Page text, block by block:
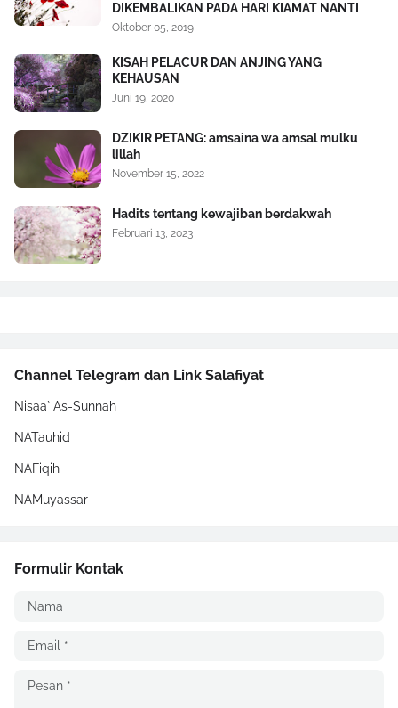
DIKEMBALIKAN PADA HARI KIAMAT NANTI
Oktober 05, 2019
KISAH PELACUR DAN ANJING YANG
KEHAUSAN
Juni 19, 2020
DZIKIR PETANG: amsaina wa amsal mulku
lillah
November 15, 2022
Hadits tentang kewajiban berdakwah
Februari 13, 2023
Channel Telegram dan Link Salafiyat
Nisaa` As-Sunnah
NATauhid
NAFiqih
NAMuyassar
Formulir Kontak